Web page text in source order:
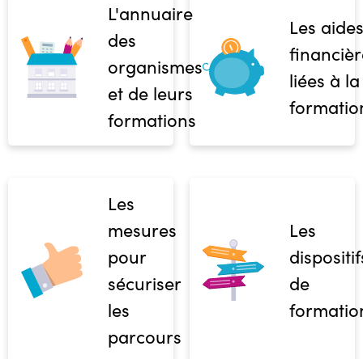
L'annuaire
des
organismes
et de leurs
formations
Les aides
liées à la
Les
mesures
pour
sécuriser
les
parcours
Les
de